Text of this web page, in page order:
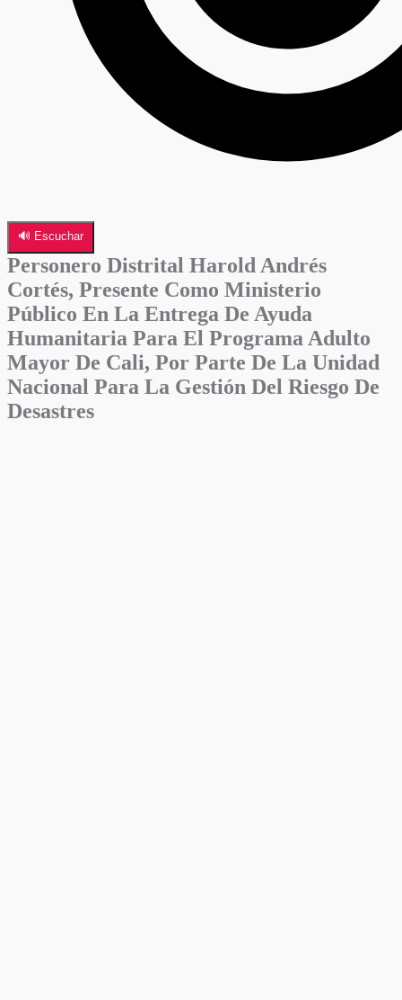
🔊 Escuchar
Personero Distrital Harold Andrés
Cortés, Presente Como Ministerio
Público En La Entrega De Ayuda
Humanitaria Para El Programa Adulto
Mayor De Cali, Por Parte De La Unidad
Nacional Para La Gestión Del Riesgo De
Desastres